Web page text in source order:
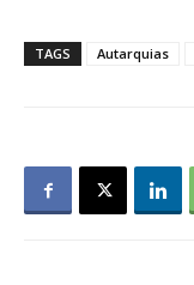
TAGS Autarquias